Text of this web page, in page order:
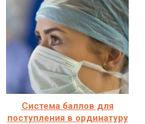
Система баллов для
поступления в ординатуру